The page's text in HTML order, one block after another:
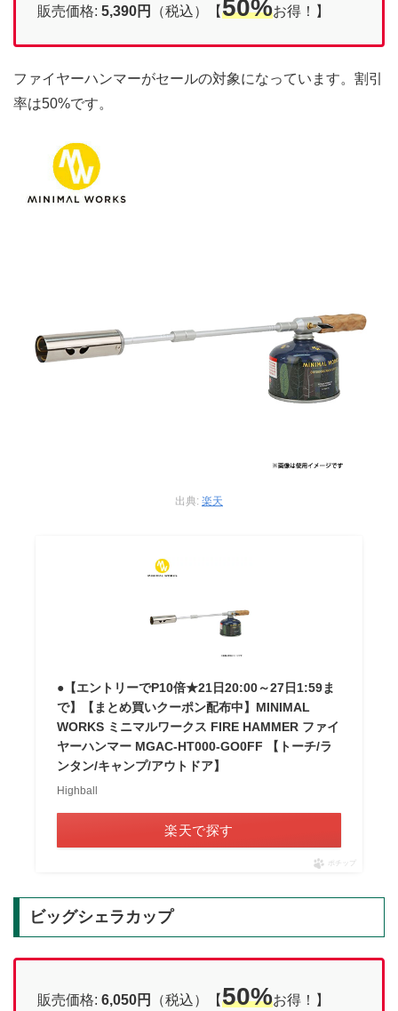
販売価格: 5,390円 （税込）【50%お得！】
ファイヤーハンマーがセールの対象になっています。割引
率は50%です。
出典: 楽天
●【エントリーでP10倍★21日20:00～27日1:59ま
で】【まとめ買いクーポン配布中】MINIMAL
WORKS ミニマルワークス FIRE HAMMER ファイ
ヤーハンマー MGAC-HT000-GO0FF 【トーチ/ラ
ンタン/キャンプ/アウトドア】
Highball
楽天で探す
ポチップ
ビッグシェラカップ
販売価格: 6,050円 （税込）【50%お得！】